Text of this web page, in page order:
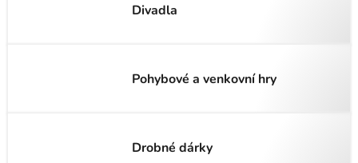
Divadla
Pohybové a venkovní hry
Drobné dárky